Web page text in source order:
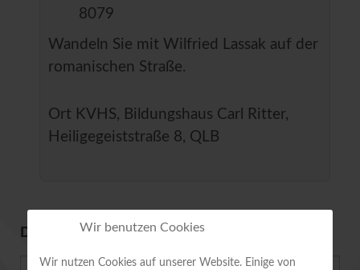
8079
Wandeln Sie mit Wilfried Lassak auf der
romanischen Straße.
Ort KVHS, Bildungshaus Carl Ritter,
Heiligegeiststraße 8, QLB
DEMNÄCHST IM VEREIN
Wir benutzen Cookies
Wir nutzen Cookies auf unserer Website. Einige von